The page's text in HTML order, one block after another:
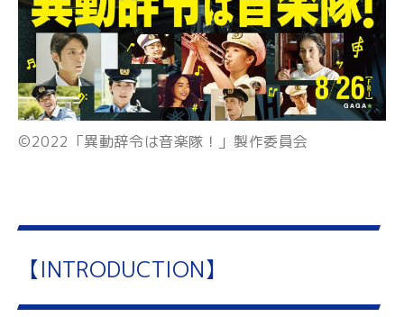
©2022「異動辞令は音楽隊！」製作委員会
【INTRODUCTION】